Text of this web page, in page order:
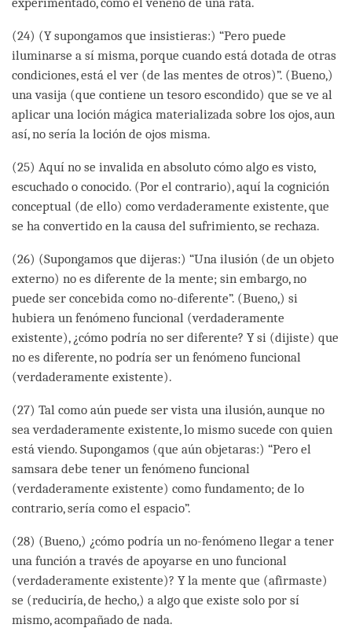
(24) (Y supongamos que insistieras:) “Pero puede
iluminarse a sí misma, porque cuando está dotada de otras
condiciones, está el ver (de las mentes de otros)”. (Bueno,)
una vasija (que contiene un tesoro escondido) que se ve al
aplicar una loción mágica materializada sobre los ojos, aun
así, no sería la loción de ojos misma.
(25) Aquí no se invalida en absoluto cómo algo es visto,
escuchado o conocido. (Por el contrario), aquí la cognición
conceptual (de ello) como verdaderamente existente, que
se ha convertido en la causa del sufrimiento, se rechaza.
(26) (Supongamos que dijeras:) “Una ilusión (de un objeto
externo) no es diferente de la mente; sin embargo, no
puede ser concebida como no-diferente”. (Bueno,) si
hubiera un fenómeno funcional (verdaderamente
existente), ¿cómo podría no ser diferente? Y si (dijiste) que
no es diferente, no podría ser un fenómeno funcional
(verdaderamente existente).
(27) Tal como aún puede ser vista una ilusión, aunque no
sea verdaderamente existente, lo mismo sucede con quien
está viendo. Supongamos (que aún objetaras:) “Pero el
samsara debe tener un fenómeno funcional
(verdaderamente existente) como fundamento; de lo
contrario, sería como el espacio”.
(28) (Bueno,) ¿cómo podría un no-fenómeno llegar a tener
una función a través de apoyarse en uno funcional
(verdaderamente existente)? Y la mente que (afirmaste)
se (reduciría, de hecho,) a algo que existe solo por sí
mismo, acompañado de nada.